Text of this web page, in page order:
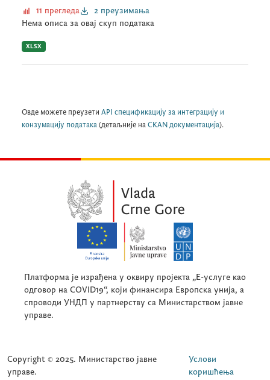
11 прегледа
2 преузимања
Нема описа за овај скуп података
XLSX
Овде можете преузети API спецификацију за интеграцију и
конзумацију података (детаљније на CKAN документација).
Платформа је израђена у оквиру пројекта „Е-услуге као
одговор на COVID19“, који финансира Европска унија, а
спроводи УНДП у партнерству са Министарством јавне
управе.
Copyright © 2025. Министарство јавне
управе.
Услови
коришћења